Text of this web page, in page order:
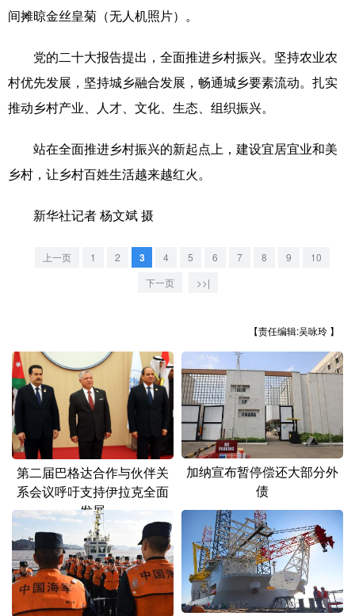
彩票 娱乐
文化产业
地方频道
北京 天津
辽宁 吉林
西藏
陕西 甘肃 青海 宁夏
新疆 内蒙古 黑龙江
多语种频道
English Español
Русский язык 日本語 한국어
Deutsch Português
间摊晾金丝皇菊（无人机照片）。
党的二十大报告提出，全面推进乡村振兴。坚持农业农
村优先发展，坚持城乡融合发展，畅通城乡要素流动。扎实
推动乡村产业、人才、文化、生态、组织振兴。
站在全面推进乡村振兴的新起点上，建设宜居宜业和美
乡村，让乡村百姓生活越来越红火。
新华社记者 杨文斌 摄
上一页 1 2 3 4 5 6 7 8 9
10
下一页
>>|
【责任编辑:吴咏玲 】
第二届巴格达合作与伙伴关
系会议呼吁支持伊拉克全面
发展
加纳宣布暂停偿还大部分外
债